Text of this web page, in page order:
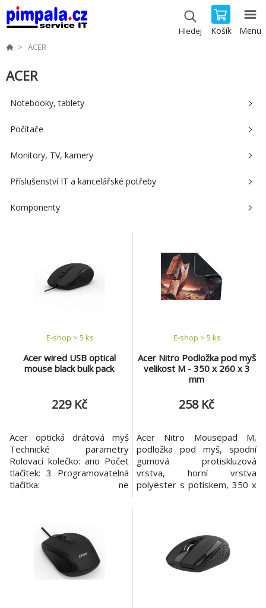
Hledej Košík Menu
ACER
ACER
Notebooky, tablety
Počítače
Monitory, TV, kamery
Příslušenství IT a kancelářské potřeby
Komponenty
Acer wired USB optical
mouse black bulk pack
E-shop > 5 ks
229 Kč
Acer optická drátová myš
Technické parametry
Rolovací kolečko: ano Počet
tlačítek: 3 Programovatelná
tlačítka: ne
Snímač pohybu: optický
Barva: černá Rozměry:
111x61x37mm
Acer Nitro Podložka pod myš
velikost M - 350 x 260 x 3
mm
E-shop > 5 ks
258 Kč
Acer Nitro Mousepad M,
podložka pod myš, spodní
gumová protiskluzová
vrstva, horní vrstva
polyester s potiskem, 350 x